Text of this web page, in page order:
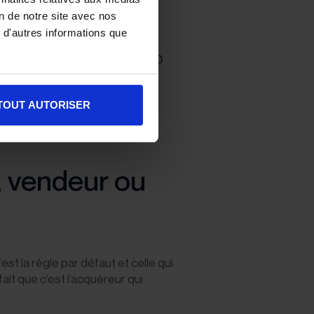
de notre site avec nos
informations que
AUTORISER
atteignent
à environ 1,1 %, soit
8 800
avec exonération
ou
la règle par défaut et celle qui
que c’est l’acquéreur qui